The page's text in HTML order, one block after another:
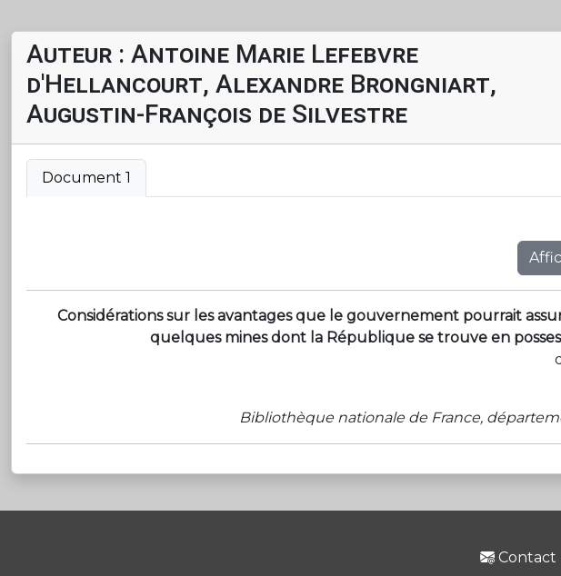
Auteur : Antoine Marie Lefebvre
d'Hellancourt, Alexandre Brongniart,
Augustin-François de Silvestre
Document 1
Considérations sur les avantages que le gouvernement pourrait
quelques mines dont la République se trouve en
Bibliothèque nationale de France,
Contact